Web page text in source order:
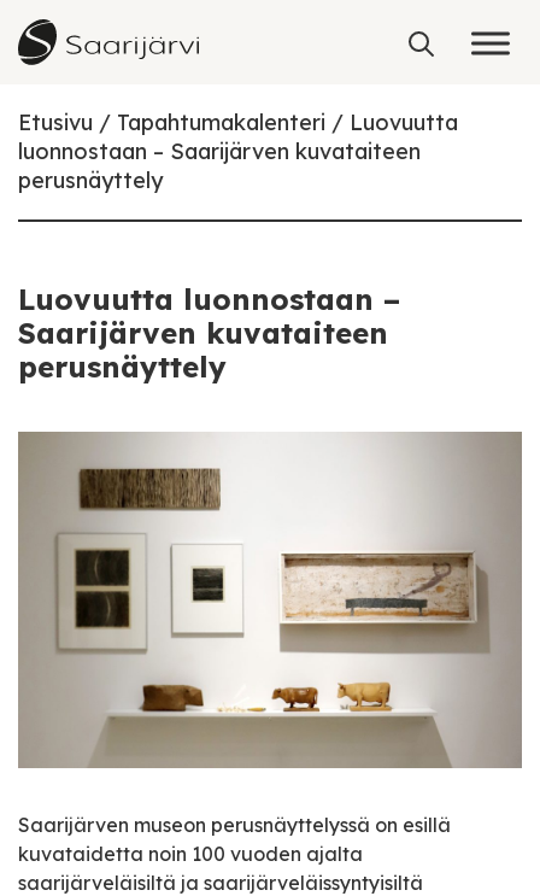
Skip to content
Etusivu Tapahtumakalenteri
Luovuutta
luonnostaan – Saarijärven kuvataiteen
perusnäyttely
Luovuutta luonnostaan –
Saarijärven kuvataiteen
perusnäyttely
Saarijärven museon perusnäyttelyssä on esillä
kuvataidetta noin 100 vuoden ajalta
saarijärveläisiltä ja saarijärveläissyntyisiltä